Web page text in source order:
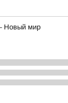
Новый мир